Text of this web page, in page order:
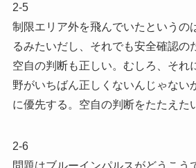
2-5
制限エリア外を飛んでいたというの
るみたいだし、それでも安全確認の
空自の判断も正しい。むしろ、それ
野がいちばん正しくないんじゃない
に優先する。空自の判断をたたえた
2-6
問題はブルーインパルスがどうこう